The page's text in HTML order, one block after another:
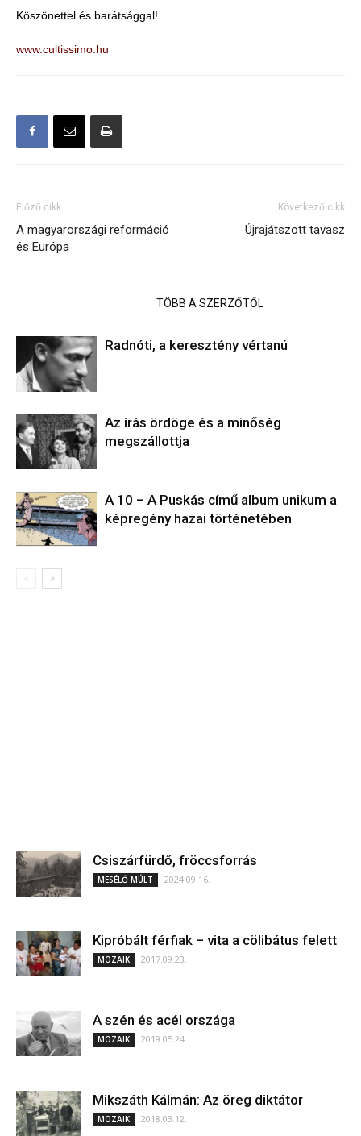
Köszönettel és barátsággal!
www.cultissimo.hu
Előző cikk
A magyarországi reformáció
és Európa
Következő cikk
Újrajátszott tavasz
TÖBB A SZERZŐTŐL
Radnóti, a keresztény vértanú
Az írás ördöge és a minőség
megszállottja
A 10 – A Puskás című album unikum a
képregény hazai történetében
Csiszárfürdő, fröccsforrás
MESÉLŐ MÚLT 2024.09.16.
Kipróbált férfiak – vita a cölibátus felett
MOZAIK 2017.09.23.
A szén és acél országa
MOZAIK 2019.05.24.
Mikszáth Kálmán: Az öreg diktátor
MOZAIK 2018.03.12.